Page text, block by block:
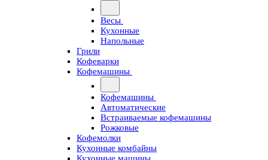
Весы
Кухонные
Напольные
Грили
Кофеварки
Кофемашины
Кофемашины
Автоматические
Встраиваемые кофемашины
Рожковые
Кофемолки
Кухонные комбайны